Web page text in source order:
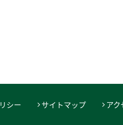
シー サイトマップ アク